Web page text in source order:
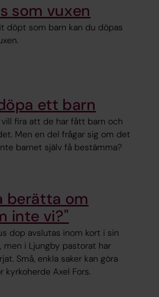
som vuxen
döpt som barn kan du döpas
ett barn
vill fira att de har fått barn och
Men en del frågar sig om det
barnet själv få bestämma?
berätta om
inte vi?"
dop avslutas inom kort i sin
men i Ljungby pastorat har
Små, enkla saker kan göra
kyrkoherde Axel Fors.